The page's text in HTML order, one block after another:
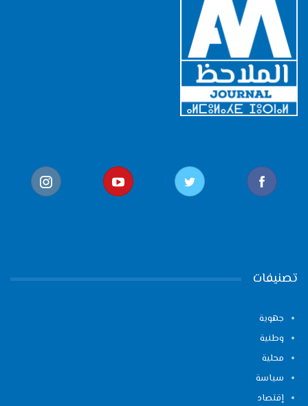
تصنيفات
جهوية
وطنية
محلية
سياسة
إقتصاد